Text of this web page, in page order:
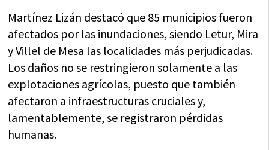
Martínez Lizán destacó que 85 municipios fueron
afectados por las inundaciones, siendo Letur, Mira
y Villel de Mesa las localidades más perjudicadas.
Los daños no se restringieron solamente a las
explotaciones agrícolas, puesto que también
afectaron a infraestructuras cruciales y,
lamentablemente, se registraron pérdidas
humanas.